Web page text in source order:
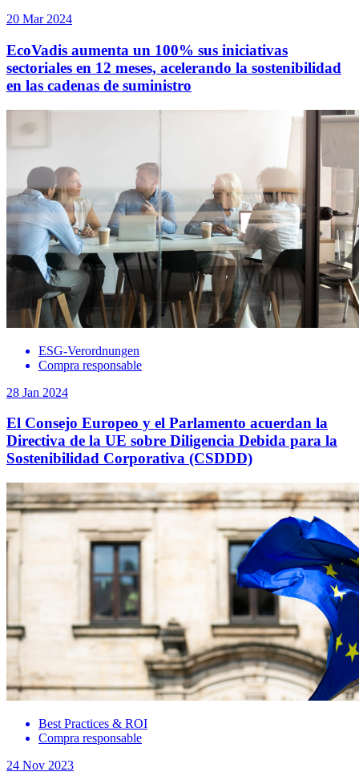
20 Mar 2024
EcoVadis aumenta un 100% sus iniciativas
sectoriales en 12 meses, acelerando la sostenibilidad
en las cadenas de suministro
ESG-Verordnungen
Compra responsable
28 Jan 2024
El Consejo Europeo y el Parlamento acuerdan la
Directiva de la UE sobre Diligencia Debida para la
Sostenibilidad Corporativa (CSDDD)
Best Practices & ROI
Compra responsable
24 Nov 2023